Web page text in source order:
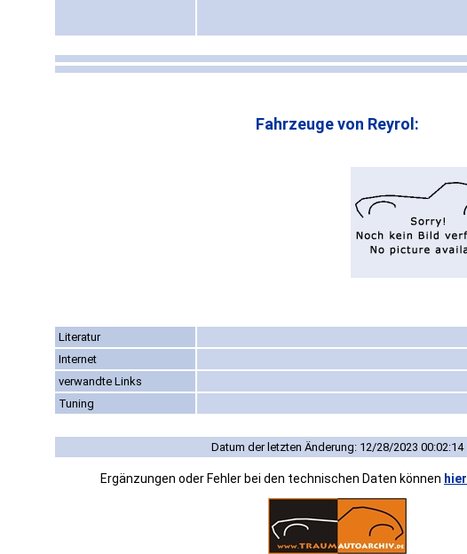
Fahrzeuge von Reyrol:
Literatur
Internet
verwandte Links
Tuning
Datum der letzten Änderung: 12/28/2023 00:02:14
Ergänzungen oder Fehler bei den technischen Daten können hier